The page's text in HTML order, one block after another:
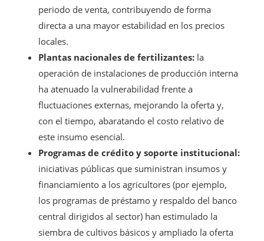
periodo de venta, contribuyendo de forma
directa a una mayor estabilidad en los precios
locales.
Plantas nacionales de fertilizantes: la
operación de instalaciones de producción interna
ha atenuado la vulnerabilidad frente a
fluctuaciones externas, mejorando la oferta y,
con el tiempo, abaratando el costo relativo de
este insumo esencial.
Programas de crédito y soporte institucional:
iniciativas públicas que suministran insumos y
financiamiento a los agricultores (por ejemplo,
los programas de préstamo y respaldo del banco
central dirigidos al sector) han estimulado la
siembra de cultivos básicos y ampliado la oferta